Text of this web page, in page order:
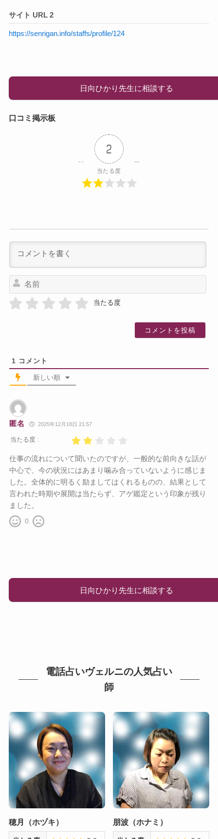
サイト URL 2
https://senrigan.info/staffs/profile/124
日向ひかり先生に相談する
口コミ掲示板
2
当たる度
当たる度
1 コメント
新しい順
匿名 2025年12月18日 21:57
当たる度 :
仕事の流れについて聞いたのですが、一般的な前向きな話が
中心で、今の状況にはあまり噛み合っていないように感じま
した。全体的に明るく励ましてはくれるものの、結果として
言われた時期や展開は当たらず、アゲ鑑定という印象が残り
ました。
0
日向ひかり先生に相談する
電話占いヴェルニの人気占い
師
穂月（ホヅキ） 朋波（ホナミ）